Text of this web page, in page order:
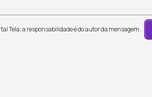
Tela; a responsabilidade é do autor da mensagem.